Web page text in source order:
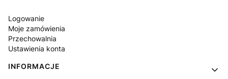
Logowanie
Moje zamówienia
Przechowalnia
Ustawienia konta
INFORMACJE